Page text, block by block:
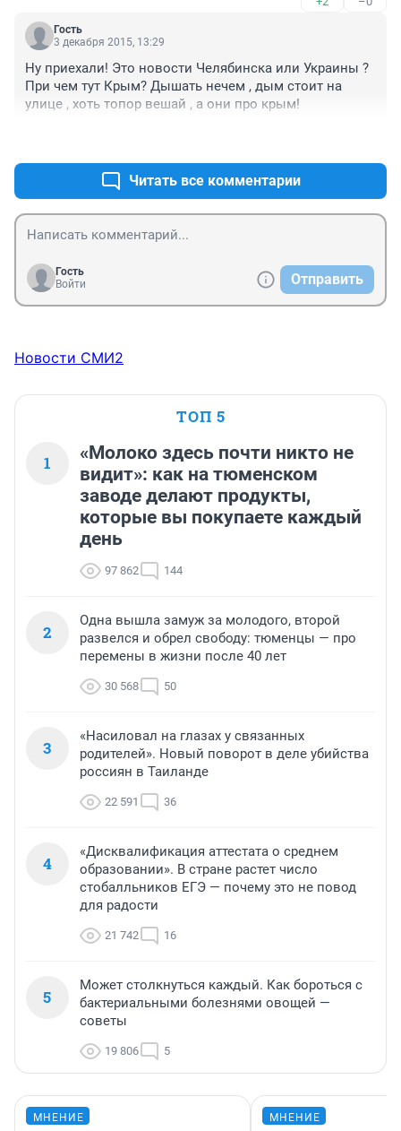
закрылись , работы и так не было , а теперь все
замерло! Раньше хоть туристы приезжали в сезон , со
всего мира , а сейчас командировочные силовики ,
Гость
3 декабря 2015, 13:29
Ну приехали! Это новости Челябинска или Украины ?
При чем тут Крым? Дышать нечем , дым стоит на
улице , хоть топор вешай , а они про крым!
Читать все комментарии
Гость
Войти
Отправить
Новости СМИ2
ТОП 5
1
«Молоко здесь почти никто не
видит»: как на тюменском
заводе делают продукты,
которые вы покупаете каждый
день
97 862 144
2
Одна вышла замуж за молодого, второй
развелся и обрел свободу: тюменцы — про
перемены в жизни после 40 лет
30 568 50
3
«Насиловал на глазах у связанных
родителей». Новый поворот в деле убийства
россиян в Таиланде
22 591 36
4
«Дисквалификация аттестата о среднем
образовании». В стране растет число
стобалльников ЕГЭ — почему это не повод
для радости
21 742 16
5
Может столкнуться каждый. Как бороться с
бактериальными болезнями овощей —
советы
19 806 5
МНЕНИЕ МНЕНИЕ